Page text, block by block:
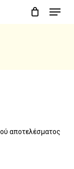
Menu
αποτελέσματος